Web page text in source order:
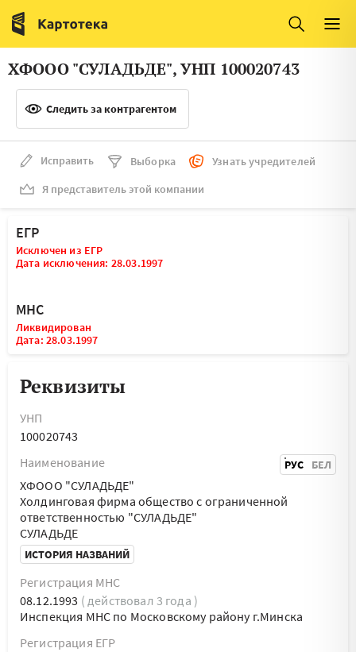
Италия
Люксембург
Литва
Нидерланды
ХФООО "СУЛАДЬДЕ", УНП 100020743
Следить за контрагентом
Исправить Выборка
Узнать учредителей
Я представитель этой компании
ЕГР
Исключен из ЕГР
Дата исключения: 28.03.1997
МНС
Ликвидирован
Дата: 28.03.1997
Реквизиты
УНП
100020743
Наименование
РУС БЕЛ
ХФООО "СУЛАДЬДЕ"
Холдинговая фирма общество с ограниченной
ответственностью "СУЛАДЬДЕ"
СУЛАДЬДЕ
ИСТОРИЯ НАЗВАНИЙ
Регистрация МНС
08.12.1993 ( действовал 3 года )
Инспекция МНС по Московскому району г.Минска
Регистрация ЕГР